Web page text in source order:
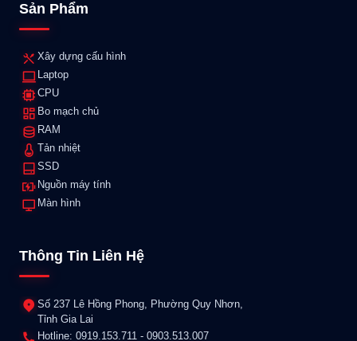
Sản Phẩm
Xây dựng cấu hình
Laptop
CPU
Bo mạch chủ
RAM
Tản nhiệt
SSD
Nguồn máy tính
Màn hình
Thông Tin Liên Hệ
Số 237 Lê Hồng Phong, Phường Quy Nhơn,
Tỉnh Gia Lai
Hotline: 0919.153.711 - 0903.513.007